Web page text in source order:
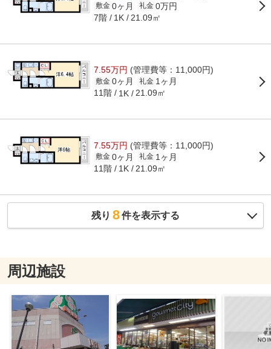
敷金 0ヶ月 礼金 0万円
7階 1K 21.09㎡
7.55万円 (管理費等：11,000円)
敷金 0ヶ月 礼金 1ヶ月
11階 1K 21.09㎡
7.55万円 (管理費等：11,000円)
敷金 0ヶ月 礼金 1ヶ月
11階 1K 21.09㎡
残り 8件を表示する
周辺施設